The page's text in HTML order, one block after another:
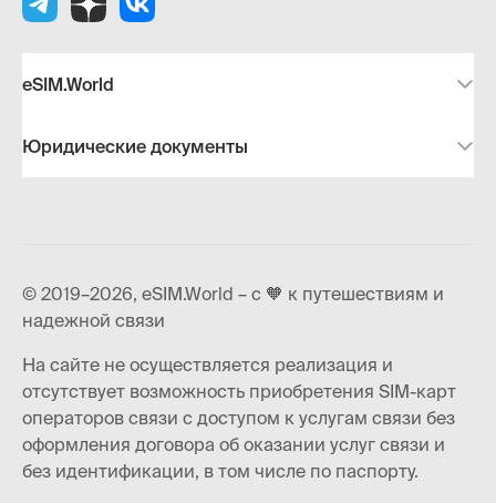
eSIM.World
Юридические документы
© 2019–2026, eSIM.World – с 🧡 к путешествиям и
надежной связи
На сайте не осуществляется реализация и
отсутствует возможность приобретения SIM-карт
операторов связи с доступом к услугам связи без
оформления договора об оказании услуг связи и
без идентификации, в том числе по паспорту.